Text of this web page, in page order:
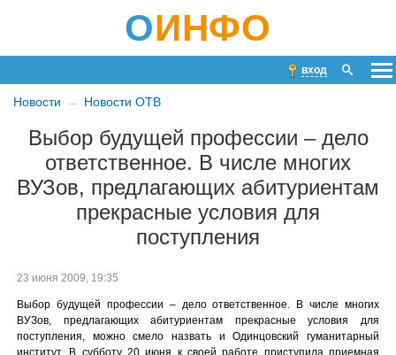
ОИНФО
вход
Новости Новости ОТВ
Выбор будущей профессии – дело
ответственное. В числе многих
ВУЗов, предлагающих абитуриентам
прекрасные условия для
поступления
23 июня 2009, 19:35
Выбор будущей профессии – дело ответственное. В числе многих
ВУЗов, предлагающих абитуриентам прекрасные условия для
поступления, можно смело назвать и Одинцовский гуманитарный
институт. В субботу 20 июня к своей работе приступила приемная